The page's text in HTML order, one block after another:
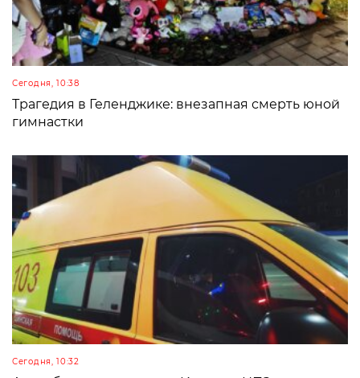
Сегодня, 10:38
Трагедия в Геленджике: внезапная смерть юной
гимнастки
Сегодня, 10:32